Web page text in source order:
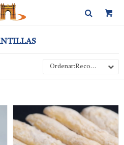
Recomendados